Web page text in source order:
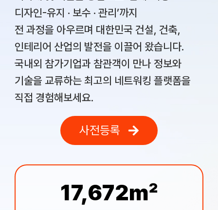
디자인-유지 · 보수 · 관리’까지
전 과정을 아우르며 대한민국 건설, 건축,
인테리어 산업의 발전을 이끌어 왔습니다.
국내외 참가기업과 참관객이 만나 정보와
기술을 교류하는 최고의 네트워킹 플랫폼을
직접 경험해보세요.
사전등록
17,672㎡